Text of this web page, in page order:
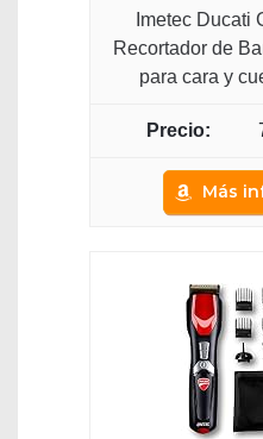
Imetec Ducati
Recortador de
para cara y
Más